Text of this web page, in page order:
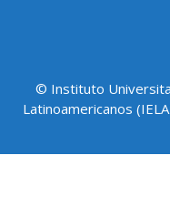
© Instituto
Latinoamericanos